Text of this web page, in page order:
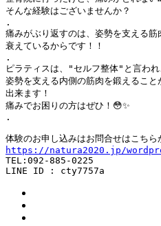
そんな経験はございませんか？
.
痛みがぶり返すのは、姿勢を支える筋
衰えているからです！！
.
ピラティスは、"セルフ整体"と言われ
姿勢を支える内側の筋肉を鍛えること
出来ます！
痛みでお困りの方はぜひ！😳✨
.
https://natura2020.jp/
TEL: 092-885-0225
LINE ID : cty7757a